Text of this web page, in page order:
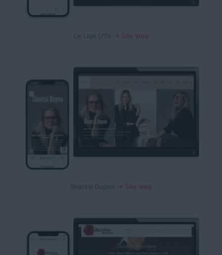
Le Lion D'Or → Site web
Shantal Dupon → Site web